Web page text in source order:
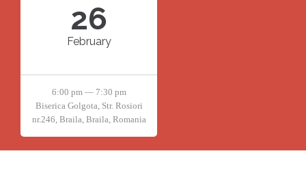
26
February
6:00 pm — 7:30 pm
Biserica Golgota, Str. Rosiori
nr.246, Braila, Braila, Romania